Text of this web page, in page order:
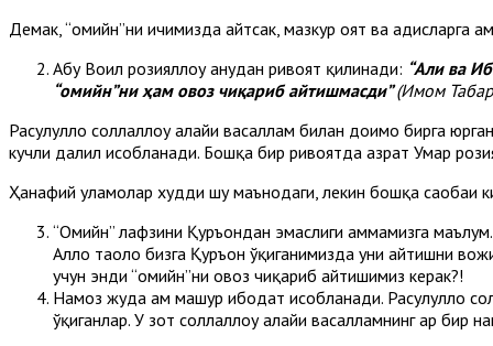
Демак, “омийн”ни ичимизда айтсак, мазкур оят ва ҳадисларга
Абу Воил розияллоҳу анҳудан ривоят қилинади: “Али ва
“омийн”ни ҳам овоз чиқариб айтишмасди”(Имом
Расулуллоҳ соллаллоҳу алайҳи васаллам билан доимо бирга
кучли далил ҳисобланади. Бошқа бир ривоятда ҳазрат Умар
Ҳанафий уламолар худди шу маънодаги, лекин бошқа саҳобаи
“Омийн” лафзини Қуръондан эмаслиги ҳаммамизга
Аллоҳ таоло бизга Қуръон ўқиганимизда уни айтишни
учун энди “омийн”ни овоз чиқариб айтишимиз керак?!
Намоз жуда ҳам машҳур ибодат ҳисобланади. Расулуллоҳ
ўқиганлар. У зот соллаллоҳу алайҳи васалламнинг ҳар